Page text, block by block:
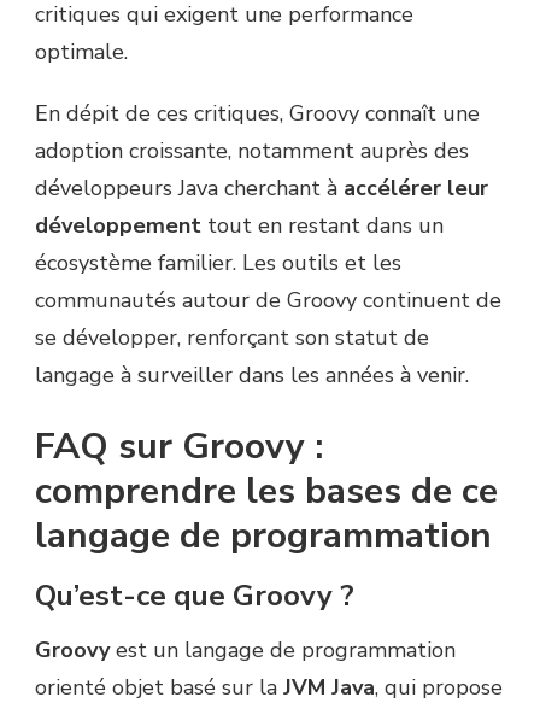
critiques qui exigent une performance
optimale.
En dépit de ces critiques, Groovy connaît une
adoption croissante, notamment auprès des
développeurs Java cherchant à accélérer leur
développement tout en restant dans un
écosystème familier. Les outils et les
communautés autour de Groovy continuent de
se développer, renforçant son statut de
langage à surveiller dans les années à venir.
FAQ sur Groovy :
comprendre les bases de ce
langage de programmation
Qu’est-ce que Groovy ?
Groovyest un langage de programmation
orienté objet basé sur la JVM Java, qui propose